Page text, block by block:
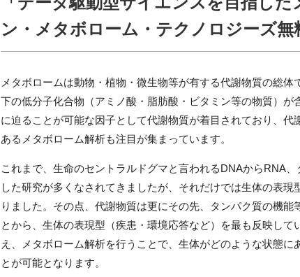
ン・メタボローム・テクノロジーズ無
メタボロームは動物・植物・微生物等が有する代謝物質の総体
下の低分子化合物（アミノ酸・脂肪酸・ビタミン等の物質）が
に迫ることが可能な因子として代謝物質が着目されており、代
あるメタボローム解析も注目が集まっています。
これまで、生命のセントラルドグマと言われるDNAからRNA
した研究が多くなされてきましたが、それだけでは生体の表現
りました。その点、代謝物質は更にその先、タンパク質の機能
とから、生体の表現型（疾患・環境応答など）を最も反映して
え、メタボローム解析を行うことで、生体がどのような状態に
とが可能となります。